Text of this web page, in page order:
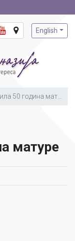
English
50 година матуре
матуре